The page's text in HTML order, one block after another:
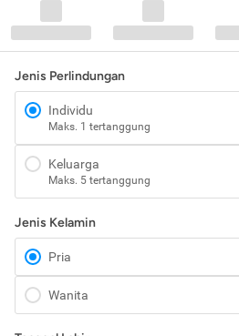
Jenis Perlindungan
Individu
Maks. 1 tertanggung
Keluarga
Maks. 5 tertanggung
Jenis Kelamin
Pria
Wanita